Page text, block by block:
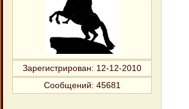
Зарегистрирован: 12-12-2010
Сообщений: 45681